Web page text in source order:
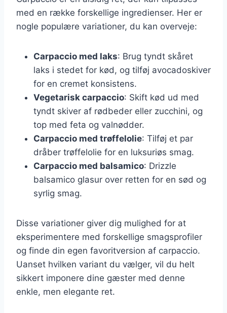
med en række forskellige ingredienser. Her er
nogle populære variationer, du kan overveje:
Carpaccio med laks: Brug tyndt skåret
laks i stedet for kød, og tilføj avocadoskiver
for en cremet konsistens.
Vegetarisk carpaccio: Skift kød ud med
tyndt skiver af rødbeder eller zucchini, og
top med feta og valnødder.
Carpaccio med trøffelolie: Tilføj et par
dråber trøffelolie for en luksuriøs smag.
Carpaccio med balsamico: Drizzle
balsamico glasur over retten for en sød og
syrlig smag.
Disse variationer giver dig mulighed for at
eksperimentere med forskellige smagsprofiler
og finde din egen favoritversion af carpaccio.
Uanset hvilken variant du vælger, vil du helt
sikkert imponere dine gæster med denne
enkle, men elegante ret.